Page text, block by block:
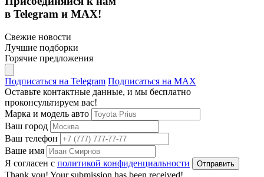
в Telegram и MAX!
Свежие новости
Лучшие подборки
Горячие предложения
Подписаться на Telegram Подписаться на MAX
Оставьте контактные данные, и мы бесплатно
проконсультируем вас!
Марка и модель авто
Ваш город
Ваш телефон
Ваше имя
Я согласен с политикой конфиденциальности